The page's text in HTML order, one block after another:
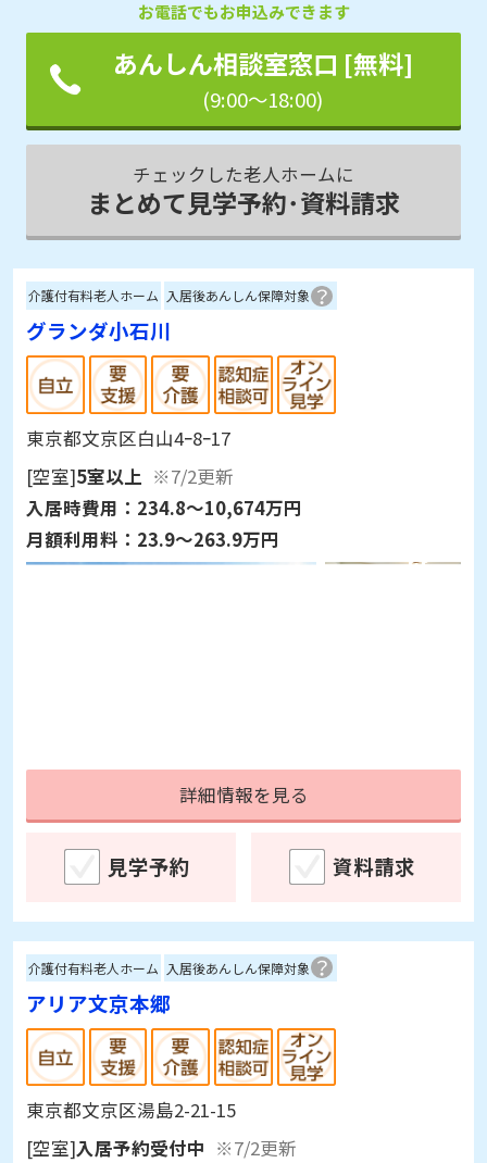
お電話でもお申込みできます
あんしん相談室窓口 [無料]
(9:00～18:00)
チェックした老人ホームに
まとめて見学予約･資料請求
介護付有料老人ホーム 入居後あんしん保障対象
グランダ小石川
東京都文京区白山4ｰ8ｰ17
[空室]5室以上 ※7/2更新
入居時費用： 234.8～10,674万円
月額利用料： 23.9～263.9万円
詳細情報を見る
見学予約 資料請求
介護付有料老人ホーム 入居後あんしん保障対象
アリア文京本郷
東京都文京区湯島2-21-15
[空室]入居予約受付中 ※7/2更新